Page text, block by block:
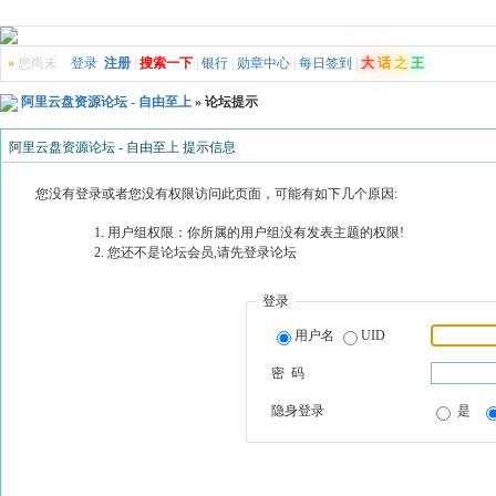
» 您尚未 登录 注册 搜索一下 银行 勋章中心 每日签到 大 话 之 王
阿里云盘资源论坛 - 自由至上 » 论坛提示
阿里云盘资源论坛 - 自由至上 提示信息
您没有登录或者您没有权限访问此页面，可能有如下几个原因:
用户组权限：你所属的用户组没有发表主题的权限!
您还不是论坛会员,请先登录论坛
登录
用户名 UID
密 码
隐身登录 是